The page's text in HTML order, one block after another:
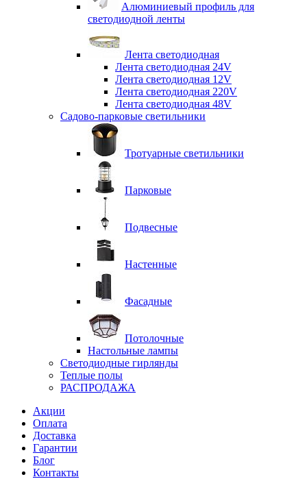
Алюминиевый профиль для
светодиодной ленты
Лента светодиодная
Лента светодиодная 24V
Лента светодиодная 12V
Лента светодиодная 220V
Лента светодиодная 48V
Садово-парковые светильники
Тротуарные светильники
Парковые
Подвесные
Настенные
Фасадные
Потолочные
Настольные лампы
Светодиодные гирлянды
Теплые полы
РАСПРОДАЖА
Акции
Оплата
Доставка
Гарантии
Блог
Контакты